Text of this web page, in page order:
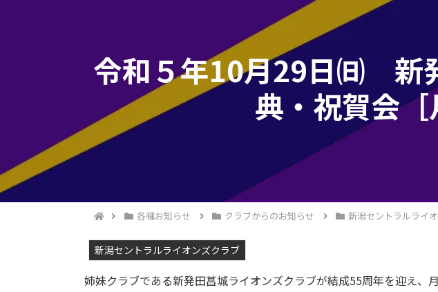
令和５年10月29日㈰ 新
典・祝賀会
各種お知らせ クラブからのお知らせ 新潟セントラルライ
新潟セントラルライオンズクラブ
姉妹クラブである新発田菖城ライオンズクラブが結成55周年を迎え